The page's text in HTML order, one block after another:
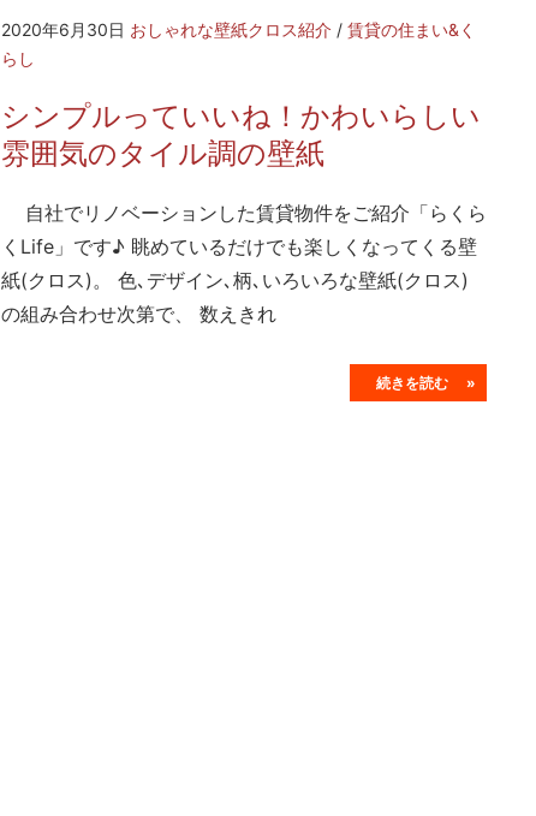
2020年6月30日 おしゃれな壁紙クロス紹介 / 賃貸の住まい&く
らし
シンプルっていいね！かわいらしい
雰囲気のタイル調の壁紙
自社でリノベーションした賃貸物件をご紹介「らくら
くLife」です♪ 眺めているだけでも楽しくなってくる壁
紙(クロス)。 色､デザイン､柄､いろいろな壁紙(クロス)
の組み合わせ次第で、 数えきれ
続きを読む »